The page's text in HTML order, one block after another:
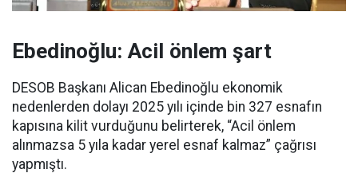
Ebedinoğlu: Acil önlem şart
DESOB Başkanı Alican Ebedinoğlu ekonomik
nedenlerden dolayı 2025 yılı içinde bin 327 esnafın
kapısına kilit vurduğunu belirterek, “Acil önlem
alınmazsa 5 yıla kadar yerel esnaf kalmaz” çağrısı
yapmıştı.